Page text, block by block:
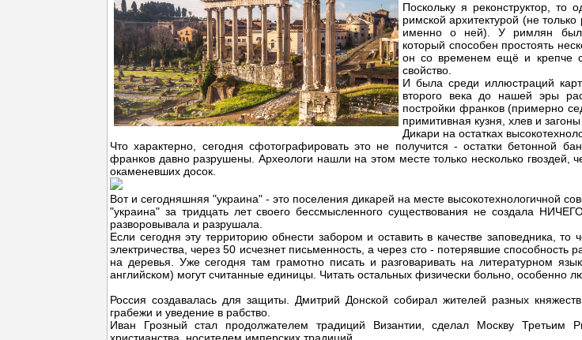
Поскольку я реконструктор, то
римской архитектурой (не
именно о ней). У римлян был
который способен простоять
он со временем ещё и крепче
свойство.
И была среди иллюстраций
второго века до нашей эры
постройки франков (примерно
примитивная кузня, хлев и
Дикари на остатках
Что характерно, сегодня сфотографировать это не получится - остатки бетонной
франков давно разрушены. Археологи нашли на этом месте только несколько гвоздей,
окаменевших досок.
Вот и сегодняшняя "украина" - это поселения дикарей на месте высокотехнологичной
"украина" за тридцать лет своего бессмысленного существования не создала
разворовывала и разрушала.
Если сегодня эту территорию обнести забором и оставить в качестве заповедника,
электричества, через 50 исчезнет письменность, а через сто - потерявшие способность
на деревья. Уже сегодня там грамотно писать и разговаривать на литературном
английском) могут считанные единицы. Читать остальных физически больно, особенно
Россия создавалась для защиты. Дмитрий Донской собирал жителей разных
грабежи и уведение в рабство.
Иван Грозный стал продолжателем традиций Византии, сделал Москву Третьим